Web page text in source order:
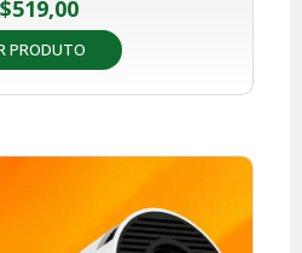
519,00
PRODUTO